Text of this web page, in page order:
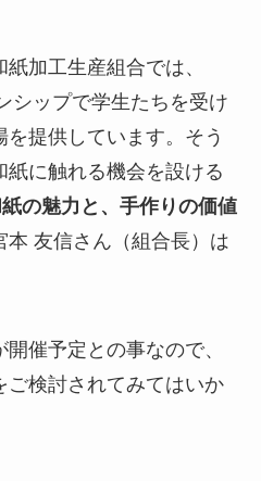
加工生産組合では、
シップで学生たちを受け
提供しています。そう
に触れる機会を設ける
の魅力と、手作りの価値
本 友信さん（組合長）は
催予定との事なので、
ご検討されてみてはいか